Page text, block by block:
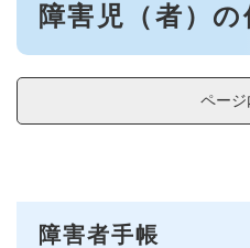
障害児（者）
ページ
障害者手帳